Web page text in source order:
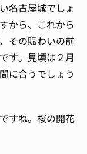
名古屋城でしょ
から、これから
その賑わいの前
す。見頃は２月
に合うでしょう
すね。桜の開花